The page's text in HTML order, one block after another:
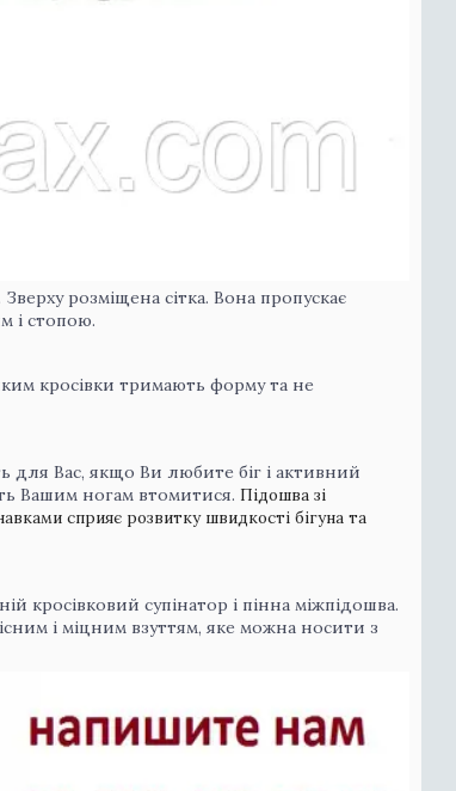
розміщена сітка. Вона пропускає
і стопою.
кросівки тримають форму та не
для Вас, якщо Ви любите біг і активний
Вашим ногам втомитися. Підошва зі
сприяє розвитку швидкості бігуна та
кросівковий супінатор і пінна міжпідошва.
і міцним взуттям, яке можна носити з